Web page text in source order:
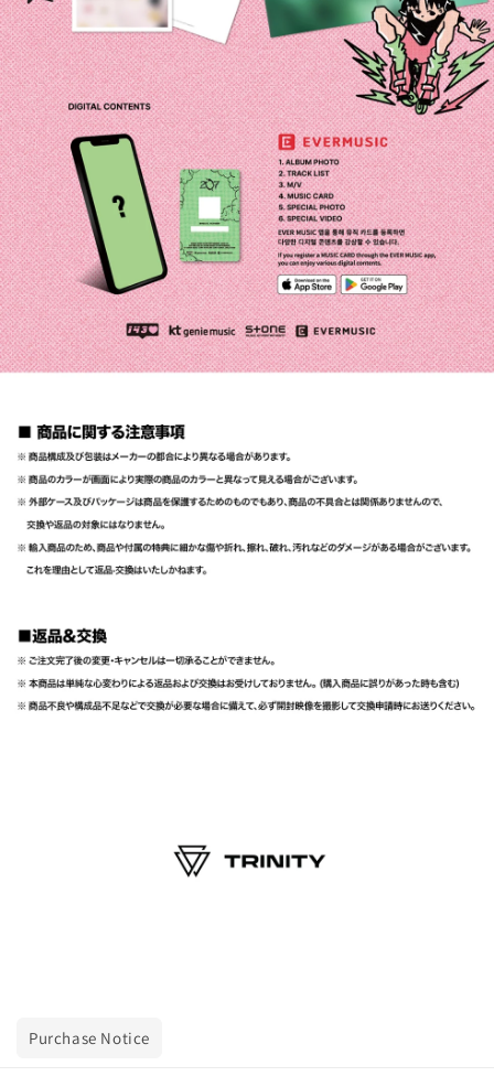
Purchase Notice